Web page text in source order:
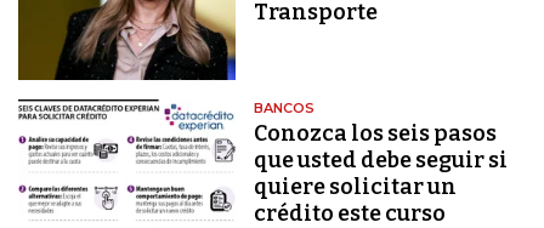
Transporte
BANCOS
Conozca los seis pasos
que usted debe seguir si
quiere solicitar un
crédito este curso